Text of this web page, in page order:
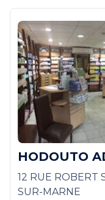
HODOUTO
12 RUE ROBERT
SUR-MARNE